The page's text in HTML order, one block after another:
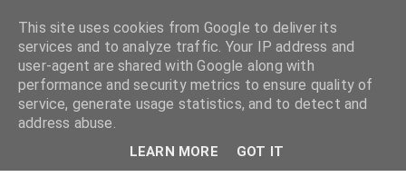
This site uses cookies from Google to deliver its
services and to analyze traffic. Your IP address and
user-agent are shared with Google along with
performance and security metrics to ensure quality of
service, generate usage statistics, and to detect and
address abuse.
LEARN MORE GOT IT